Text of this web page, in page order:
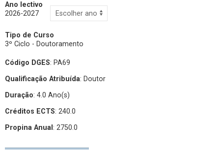
Ano lectivo
2026-2027
Tipo de Curso
3º Ciclo - Doutoramento
Código DGES: PA69
Qualificação Atribuída: Doutor
Duração: 4.0 Ano(s)
Créditos ECTS: 240.0
Propina Anual : 2750.0